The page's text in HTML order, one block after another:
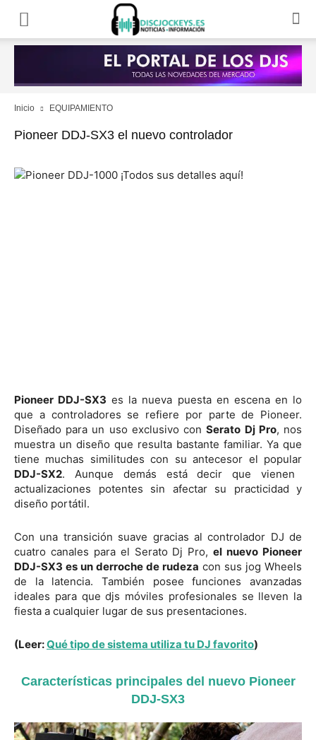
Inicio EQUIPAMIENTO
Pioneer DDJ-SX3 el nuevo controlador
Pioneer DDJ-SX3 es la nueva puesta en escena en lo
que a controladores se refiere por parte de Pioneer.
Diseñado para un uso exclusivo conSerato Dj Pro, nos
muestra un diseño que resulta bastante familiar. Ya que
tiene muchas similitudes con su antecesor el popular
DDJ-SX2. Aunque demás está decir que vienen
actualizaciones potentes sin afectar su practicidad y
diseño portátil.
Con una transición suave gracias al controlador DJ de
cuatro canales para el Serato Dj Pro,el nuevo Pioneer
DDJ-SX3 es un derroche de rudeza con sus jog Wheels
de la latencia. También posee funciones avanzadas
ideales para que djs móviles profesionales se lleven la
fiesta a cualquier lugar de sus presentaciones.
(Leer:Qué tipo de sistema utiliza tu DJ favorito)
Características principales del nuevo Pioneer
DDJ-SX3